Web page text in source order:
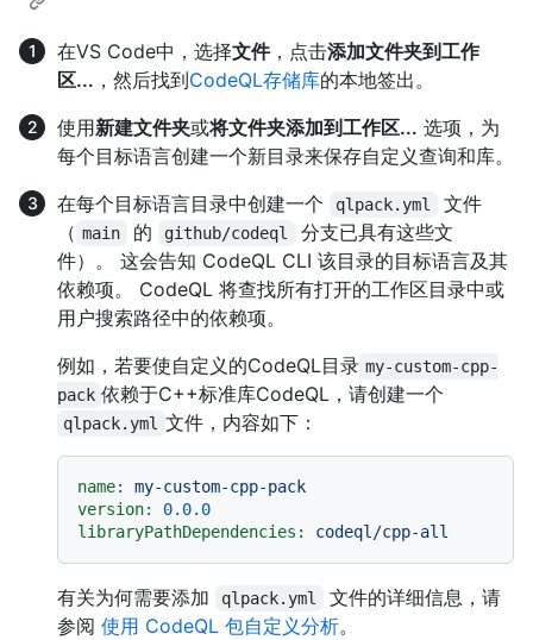
在VS Code中，选择文件，点击添加文件夹到工作
区... ，然后找到CodeQL存储库的本地签出。
使用新建文件夹或将文件夹添加到工作区... 选项，为
每个目标语言创建一个新目录来保存自定义查询和库。
在每个目标语言目录中创建一个
qlpack.yml
文件
（ main 的 github/codeql
分支已具有这些文
件）。 这会告知 CodeQL CLI 该目录的目标语言及其
依赖项。 CodeQL 将查找所有打开的工作区目录中或
用户搜索路径中的依赖项。
例如，若要使自定义的CodeQL目录 my-custom-cpp-
pack 依赖于C++标准库CodeQL，请创建一个
qlpack.yml 文件，内容如下：
name:
my-custom-cpp-pack
version:
0.0.0
libraryPathDependencies:
codeql/cpp-all
有关为何需要添加 qlpack.yml
文件的详细信息，请
参阅 使用 CodeQL 包自定义分析。